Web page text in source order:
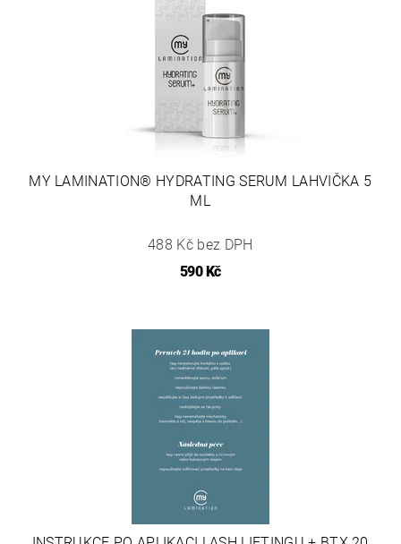
MY LAMINATION® HYDRATING SERUM LAHVIČKA 5
ML
488 Kč bez DPH
590 Kč